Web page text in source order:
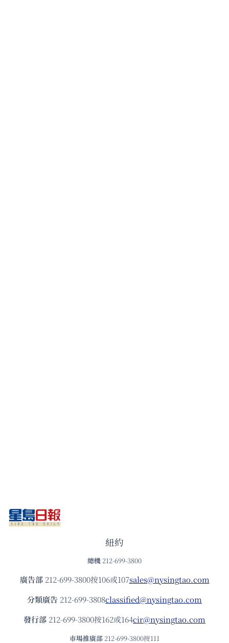
紐約
總機 212-699-3800
廣告部212-699-3800按106或107sales@nysingtao.com
分類廣告 212-699-3808classified@nysingtao.com
發⾏部 212-699-3800按162或164cir@nysingtao.com
市場推廣部 212-699-3800按111